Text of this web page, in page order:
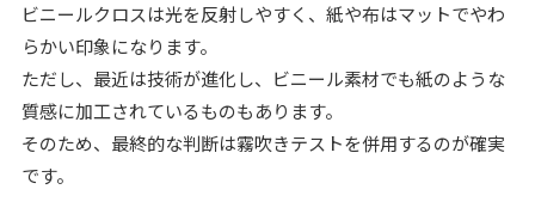
ビニールクロスは光を反射しやすく、紙や布はマットでやわ
らかい印象になります。
ただし、最近は技術が進化し、ビニール素材でも紙のような
質感に加工されているものもあります。
そのため、最終的な判断は霧吹きテストを併用するのが確実
です。